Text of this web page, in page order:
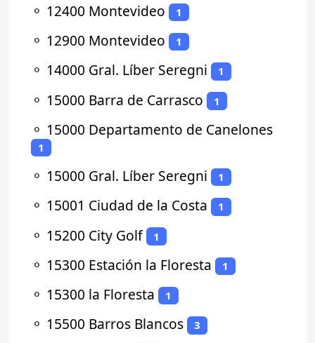
⚬ 12400 Montevideo 1
⚬ 12900 Montevideo 1
⚬ 14000 Gral. Líber Seregni 1
⚬ 15000 Barra de Carrasco 1
⚬ 15000 Departamento de Canelones
1
⚬ 15000 Gral. Líber Seregni 1
⚬ 15001 Ciudad de la Costa 1
⚬ 15200 City Golf 1
⚬ 15300 Estación la Floresta 1
⚬ 15300 la Floresta 1
⚬ 15500 Barros Blancos 3